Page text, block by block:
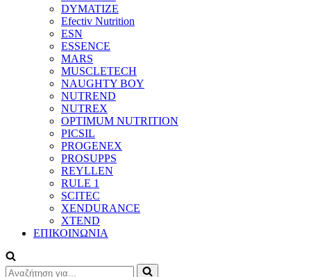
DYMATIZE
Efectiv Nutrition
ESN
ESSENCE
MARS
MUSCLETECH
NAUGHTY BOY
NUTREND
NUTREX
OPTIMUM NUTRITION
PICSIL
PROGENEX
PROSUPPS
REYLLEN
RULE 1
SCITEC
XENDURANCE
XTEND
ΕΠΙΚΟΙΝΩΝΙΑ
Αναζήτηση